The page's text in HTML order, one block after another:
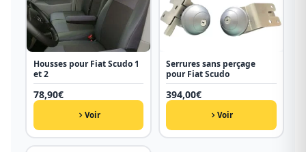
Housses pour Fiat Scudo 1
et 2
78,90€
Voir
Serrures sans perçage
pour Fiat Scudo
394,00€
Voir